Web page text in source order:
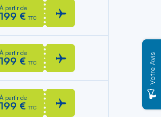
À partir de
199 € TTC
À partir de
199 € TTC
À partir de
199 € TTC
Votre Avis